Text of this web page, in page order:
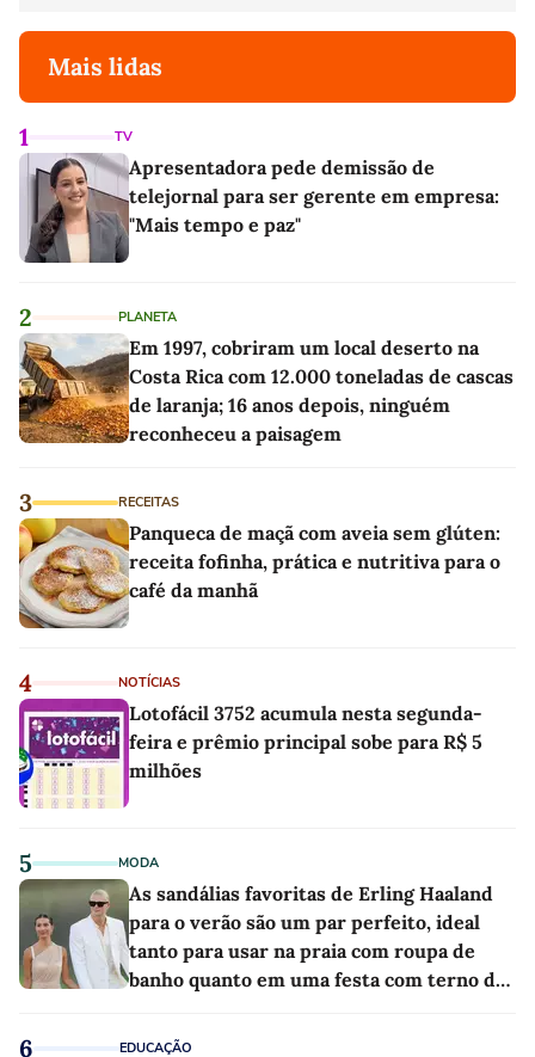
Mais lidas
1 TV
Apresentadora pede demissão de
telejornal para ser gerente em empresa:
"Mais tempo e paz"
2 PLANETA
Em 1997, cobriram um local deserto na
Costa Rica com 12.000 toneladas de cascas
de laranja; 16 anos depois, ninguém
reconheceu a paisagem
3 RECEITAS
Panqueca de maçã com aveia sem glúten:
receita fofinha, prática e nutritiva para o
café da manhã
4 NOTÍCIAS
Lotofácil 3752 acumula nesta segunda-
feira e prêmio principal sobe para R$ 5
milhões
5 MODA
As sandálias favoritas de Erling Haaland
para o verão são um par perfeito, ideal
tanto para usar na praia com roupa de
banho quanto em uma festa com terno de
6 EDUCAÇÃO